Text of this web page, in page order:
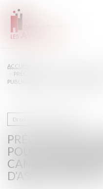
ACCUEIL
PRÉCISIONS SUR LES SERVITUDES
PUBLIQUES D’EAU OU
PRÉCISIONS SUR
POUR
CANALISATIONS
D’ASSAINISSEMENT
Droit de la construction